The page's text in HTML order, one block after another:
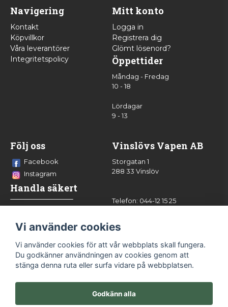
Navigering
Kontakt
Köpvillkor
Våra leverantörer
Integritetspolicy
Mitt konto
Logga in
Registrera dig
Glömt lösenord?
Öppettider
Måndag - Fredag
10 - 18
Lördagar
9 - 13
Följ oss
Facebook
Instagram
Handla säkert
Vinslövs Vapen AB
Storgatan 1
288 33 Vinslöv
Telefon: 044-12 15 25
Vi använder cookies
Vi använder cookies för att vår webbplats skall fungera.
Du godkänner användningen av cookies genom att
stänga denna ruta eller surfa vidare på webbplatsen.
Godkänn alla